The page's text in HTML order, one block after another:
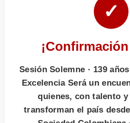
✓
Sesión Solemne · 139
Excelencia Será un
quienes, con talento
transforman el país